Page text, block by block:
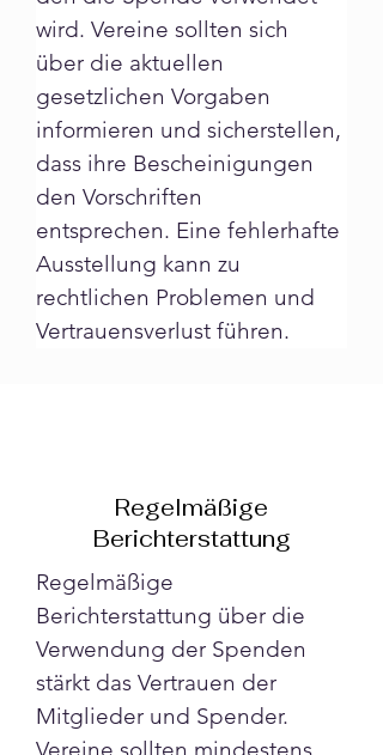
wird. Vereine sollten sich
über die aktuellen
gesetzlichen Vorgaben
informieren und sicherstellen,
dass ihre Bescheinigungen
den Vorschriften
entsprechen. Eine fehlerhafte
Ausstellung kann zu
rechtlichen Problemen und
Vertrauensverlust führen.
Regelmäßige
Berichterstattung
Regelmäßige
Berichterstattung über die
Verwendung der Spenden
stärkt das Vertrauen der
Mitglieder und Spender.